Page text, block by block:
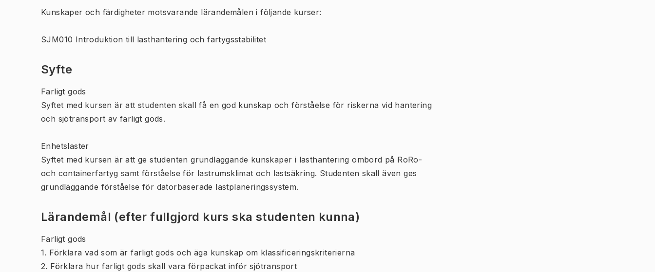
Kunskaper och färdigheter motsvarande lärandemålen i följande kurser:
SJM010 Introduktion till lasthantering och fartygsstabilitet
Syfte
Farligt gods
Syftet med kursen är att studenten skall få en god kunskap och förståelse för riskerna vid hantering
och sjötransport av farligt gods.
Enhetslaster
Syftet med kursen är att ge studenten grundläggande kunskaper i lasthantering ombord på RoRo-
och containerfartyg samt förståelse för lastrumsklimat och lastsäkring. Studenten skall även ges
grundläggande förståelse för datorbaserade lastplaneringssystem.
Lärandemål (efter fullgjord kurs ska studenten kunna)
Farligt gods
1. Förklara vad som är farligt gods och äga kunskap om klassificeringskriterierna
2. Förklara hur farligt gods skall vara förpackat inför sjötransport